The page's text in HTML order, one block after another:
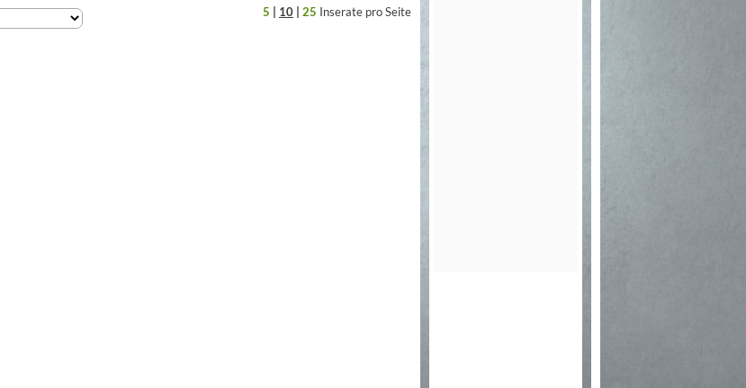
5 10 25 Inserate pro Seite